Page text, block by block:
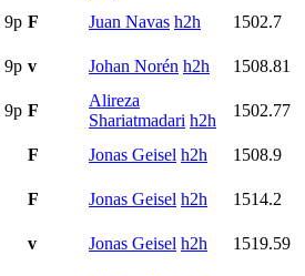
9p F Juan Navas h2h
1502.7
9p v Johan Norén h2h
1508.81
9p F
Alireza
Shariatmadari h2h
1502.77
F Jonas Geisel h2h
1508.9
F Jonas Geisel h2h
1514.2
v Jonas Geisel h2h
1519.59